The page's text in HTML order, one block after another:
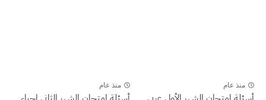
منذ عام منذ عام